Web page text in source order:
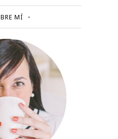
MÍ